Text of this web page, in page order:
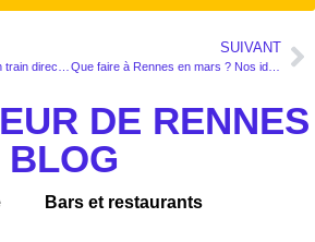
SUIVANT
Que faire à Rennes en mars ? Nos idées de sorties
DE RENNES
BLOG
Bars et restaurants